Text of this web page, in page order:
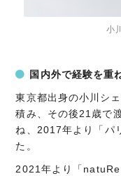
小
国内外で経験を重
東京都出身の小川シ
積み、その後21歳で
ね、2017年より「パ
た。
2021年より「